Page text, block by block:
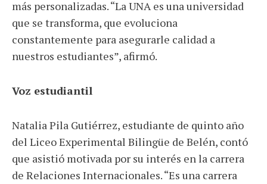
más personalizadas. “La UNA es una universidad
que se transforma, que evoluciona
constantemente para asegurarle calidad a
nuestros estudiantes”, afirmó.
Voz estudiantil
Natalia Pila Gutiérrez, estudiante de quinto año
del Liceo Experimental Bilingüe de Belén, contó
que asistió motivada por su interés en la carrera
de Relaciones Internacionales. “Es una carrera